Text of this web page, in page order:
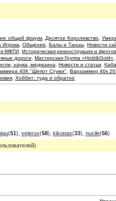
общий форум Десятое Королевство
Игрока Общение Балы и Танцы Новости
МФТИ Историческая реконструкция и
дороги Мастерская Группа «Hold&Gold»
наука, медицина Новости и статьи
40К "Шепот Стужи" Вархаммер 40к
Хоббит: туда и обратно
(51), vejeruv(58), kikopax(33), nucile(56)